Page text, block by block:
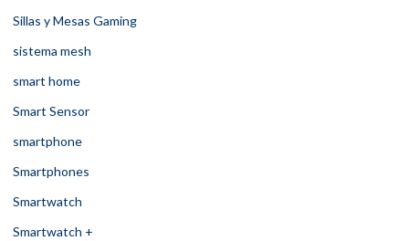
Sillas y Mesas Gaming
sistema mesh
smart home
Smart Sensor
smartphone
Smartphones
Smartwatch
Smartwatch +